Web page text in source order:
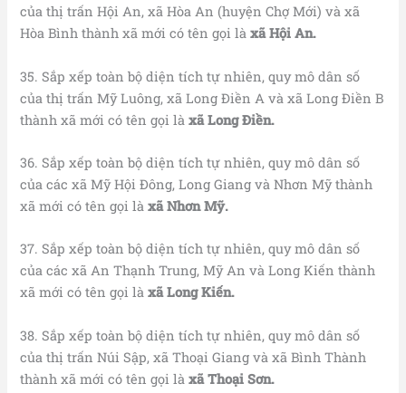
của thị trấn Hội An, xã Hòa An (huyện Chợ Mới) và xã
Hòa Bình thành xã mới có tên gọi làxã Hội An.
35. Sắp xếp toàn bộ diện tích tự nhiên, quy mô dân số
của thị trấn Mỹ Luông, xã Long Điền A và xã Long Điền B
thành xã mới có tên gọi làxã Long Điền.
36. Sắp xếp toàn bộ diện tích tự nhiên, quy mô dân số
của các xã Mỹ Hội Đông, Long Giang và Nhơn Mỹ thành
xã mới có tên gọi làxã Nhơn Mỹ.
37. Sắp xếp toàn bộ diện tích tự nhiên, quy mô dân số
của các xã An Thạnh Trung, Mỹ An và Long Kiến thành
xã mới có tên gọi làxã Long Kiến.
38. Sắp xếp toàn bộ diện tích tự nhiên, quy mô dân số
của thị trấn Núi Sập, xã Thoại Giang và xã Bình Thành
thành xã mới có tên gọi làxã Thoại Sơn.